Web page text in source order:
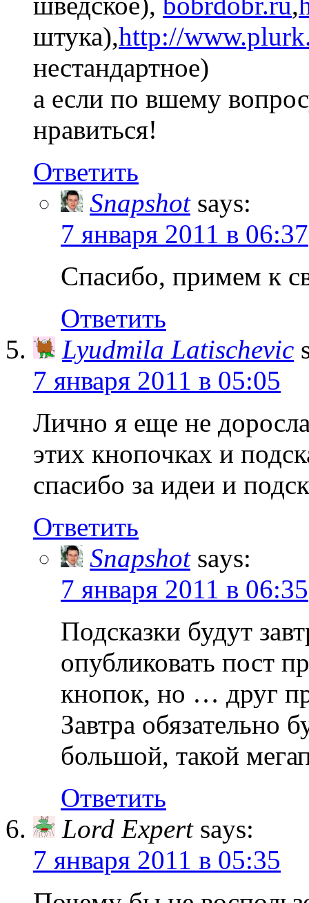
штука),http://
нестандартное)
а если по вшему
нравиться!
Ответить
Snapshot says:
7 января 2011 в 06:37
Спасибо, примем к
Ответить
Lyudmila Latischevic
7 января 2011 в 05:05
Лично я еще не
этих кнопочках и
спасибо за идеи и
Ответить
Snapshot says:
7 января 2011 в 06:35
Подсказки будут
опубликовать пост
кнопок, но … друг
Завтра обязательно
большой, такой
Ответить
Lord Expert says:
7 января 2011 в 05:35